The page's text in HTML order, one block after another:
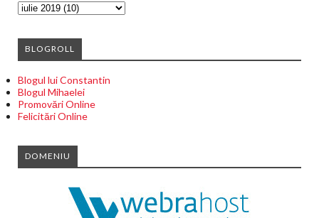
BLOGROLL
Blogul lui Constantin
Blogul Mihaelei
Promovări Online
Felicitări Online
DOMENIU